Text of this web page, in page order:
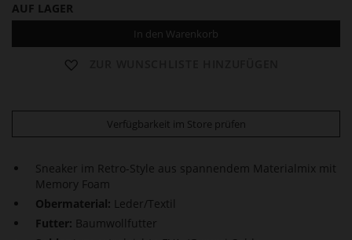
AUF LAGER
In den Warenkorb
Verfügbarkeit im Store prüfen
Sneaker im Retro-Style aus spannendem Materialmix mit
Memory Foam
Obermaterial: Leder/Textil
Futter: Baumwollfutter